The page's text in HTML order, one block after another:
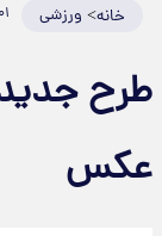
خانه> ورزشی ۰۱ اسفند ۱۴۰۳
طرح جدید
عکس